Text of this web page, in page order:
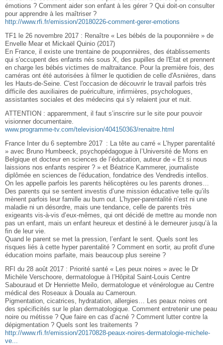
émotions ? Comment aider son enfant à les gérer ? Qui doit-on consulter
pour apprendre à les maîtriser ?
http://www.rfi.fr/emission/20180226-comment-gerer-emotions
TF1 le 26 novembre 2017 : Renaître « Les bébés de la pouponnière » de
Envelle Mear et Mickaël Quinio (2017)
En France, il existe une trentaine de pouponnières, des établissements
qui s'occupent des enfants nés sous X, des pupilles de l'Etat et prennent
en charge les bébés victimes de maltraitance. Pour la première fois, des
caméras ont été autorisées à filmer le quotidien de celle d'Asnières, dans
les Hauts-de-Seine. C'est l'occasion de découvrir le travail parfois très
difficile des auxiliaires de puériculture, infirmières, psychologues,
assistantes sociales et des médecins qui s'y relaient jour et nuit.
ATTENTION : apparemment, il faut s’inscrire sur le site pour pouvoir
visionner documentaire.
www.programme-tv.com/television/404150363/renaitre.html
France Inter du 6 septembre 2017 : La tête au carré « L’hyper parentalité
» avec Bruno Humbeeck, psychopédagogue à l’Université de Mons en
Belgique et docteur en sciences de l’éducation, auteur de « Et si nous
laissions nos enfants respirer ? » et Béatrice Kammerer, journaliste
diplômée en sciences de l'éducation, fondatrice des Vendredis intellos.
On les appelle parfois les parents hélicoptères ou les parents drones…
Des parents qui se sentent investis d’une mission éducative telle qu’ils
mènent parfois leur famille au burn out. L’hyper-parentalité n’est ni une
maladie ni un désordre, mais une tendance, celle de parents très
exigeants vis-à-vis d’eux-mêmes, qui ont décidé de mettre au monde non
pas un enfant, mais un enfant heureux et destiné à le demeurer jusqu’à la
fin de leur vie.
Quand le parent se met la pression, l’enfant le sent. Quels sont les
risques liés à cette hyper parentalité ? Comment en sortir, au profit d’une
éducation moins parfaite, mais beaucoup plus sereine ?
RFI du 28 août 2017 : Priorité santé « Les peux noires » avec le Dr
Michèle Verschoore, dermatologue à l’Hôpital Saint-Louis Centre
Sabouraud et Dr Henriette Meilo, dermatologue et vénérologue au Centre
médical des Roseaux à Douala au Cameroun.
Pigmentation, cicatrices, hydratation, allergies… Les peaux noires ont
des spécificités sur le plan dermatologique. Comment entretenir une peau
noire ou métisse ? Que faire en cas d’acné ? Comment lutter contre la
dépigmentation ? Quels sont les traitements ?
http://www.rfi.fr/emission/20170828-peaux-noires-dermatologie-michele-
ve...